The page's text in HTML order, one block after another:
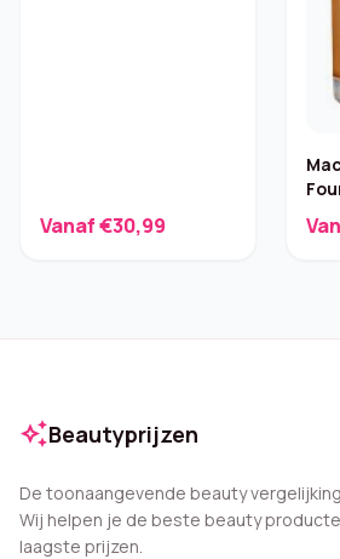
Vanaf €30,99
auto_awesomeBeautyprijzen
De toonaangevende beauty
Wij helpen je de beste beauty
laagste prijzen.